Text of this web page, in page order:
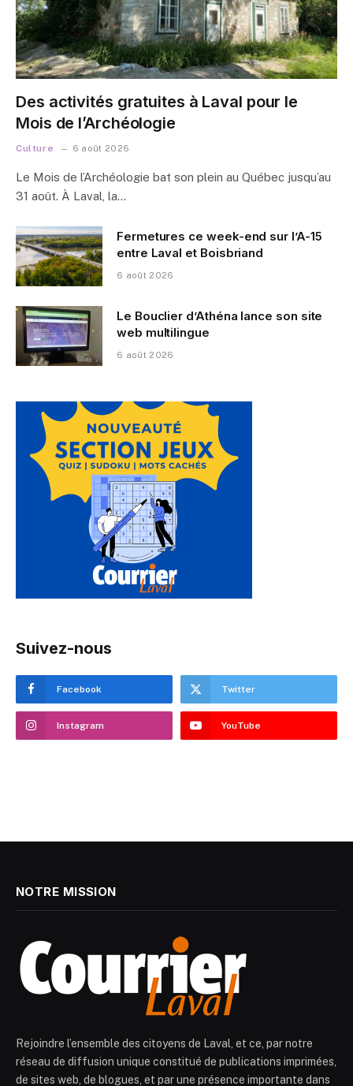
Des activités gratuites à Laval pour le
Mois de l’Archéologie
Culture 6 août 2026
Le Mois de l’Archéologie bat son plein au Québec jusqu’au
31 août. À Laval, la…
Fermetures ce week-end sur l’A-15
entre Laval et Boisbriand
6 août 2026
Le Bouclier d’Athéna lance son site
web multilingue
6 août 2026
Suivez-nous
Facebook Twitter
Instagram YouTube
NOTRE MISSION
Rejoindre l’ensemble des citoyens de Laval, et ce, par notre
réseau de diffusion unique constitué de publications imprimées,
de sites web, de blogues, et par une présence importante dans